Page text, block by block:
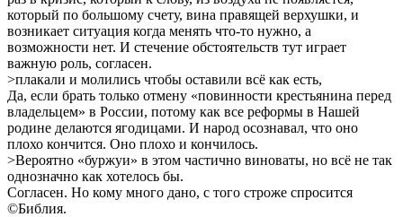
который по большому счету, вина правящей верхушки, и
возникает ситуация когда менять что-то нужно, а
возможности нет. И стечение обстоятельств тут играет
важную роль, согласен.
>плакали и молились чтобы оставили всё как есть,
Да, если брать только отмену «повинности крестьянина перед
владельцем» в России, потому как все реформы в Нашей
родине делаются ягодицами. И народ осознавал, что оно
плохо кончится. Оно плохо и кончилось.
>Вероятно «буржуи» в этом частично виноваты, но всё не так
однозначно как хотелось бы.
Согласен. Но кому много дано, с того строже спросится
©Библия.